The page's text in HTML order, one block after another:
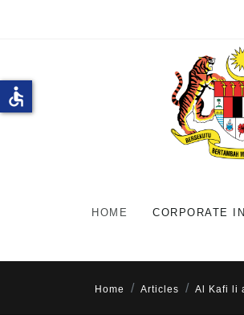
HOME CORPORATE
Home Articles Al Kafi li
accessible